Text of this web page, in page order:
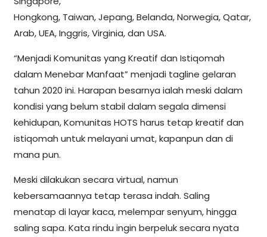
Hongkong, Taiwan, Jepang, Belanda, Norwegia, Qatar,
Arab, UEA, Inggris, Virginia, dan USA.
“Menjadi Komunitas yang Kreatif dan Istiqomah
dalam Menebar Manfaat” menjadi tagline gelaran
tahun 2020 ini. Harapan besarnya ialah meski dalam
kondisi yang belum stabil dalam segala dimensi
kehidupan, Komunitas HOTS harus tetap kreatif dan
istiqomah untuk melayani umat, kapanpun dan di
mana pun.
Meski dilakukan secara virtual, namun
kebersamaannya tetap terasa indah. Saling
menatap di layar kaca, melempar senyum, hingga
saling sapa. Kata rindu ingin berpeluk secara nyata